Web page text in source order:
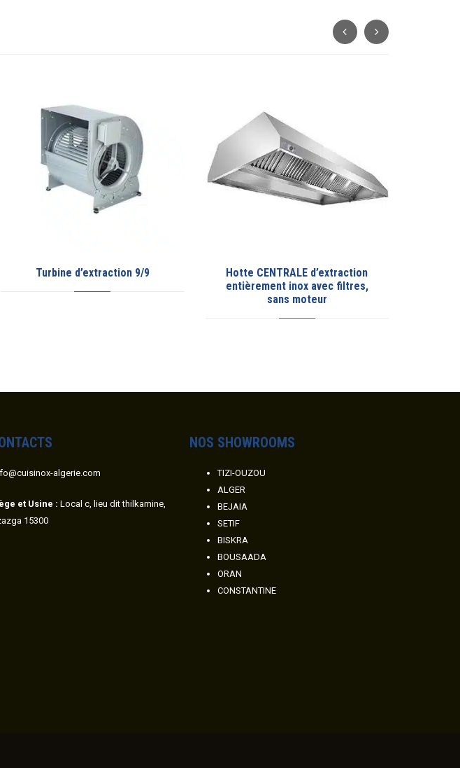
9
Hotte CENTRALE d’extraction
entièrement inox avec filtres,
Gaine carré
algerie.com
et Usine : Local c, lieu dit thilkamine,
15300
NOS SHOWROOMS
TIZI-OUZOU
ALGER
BEJAIA
SETIF
BISKRA
BOUSAADA
ORAN
CONSTANTINE